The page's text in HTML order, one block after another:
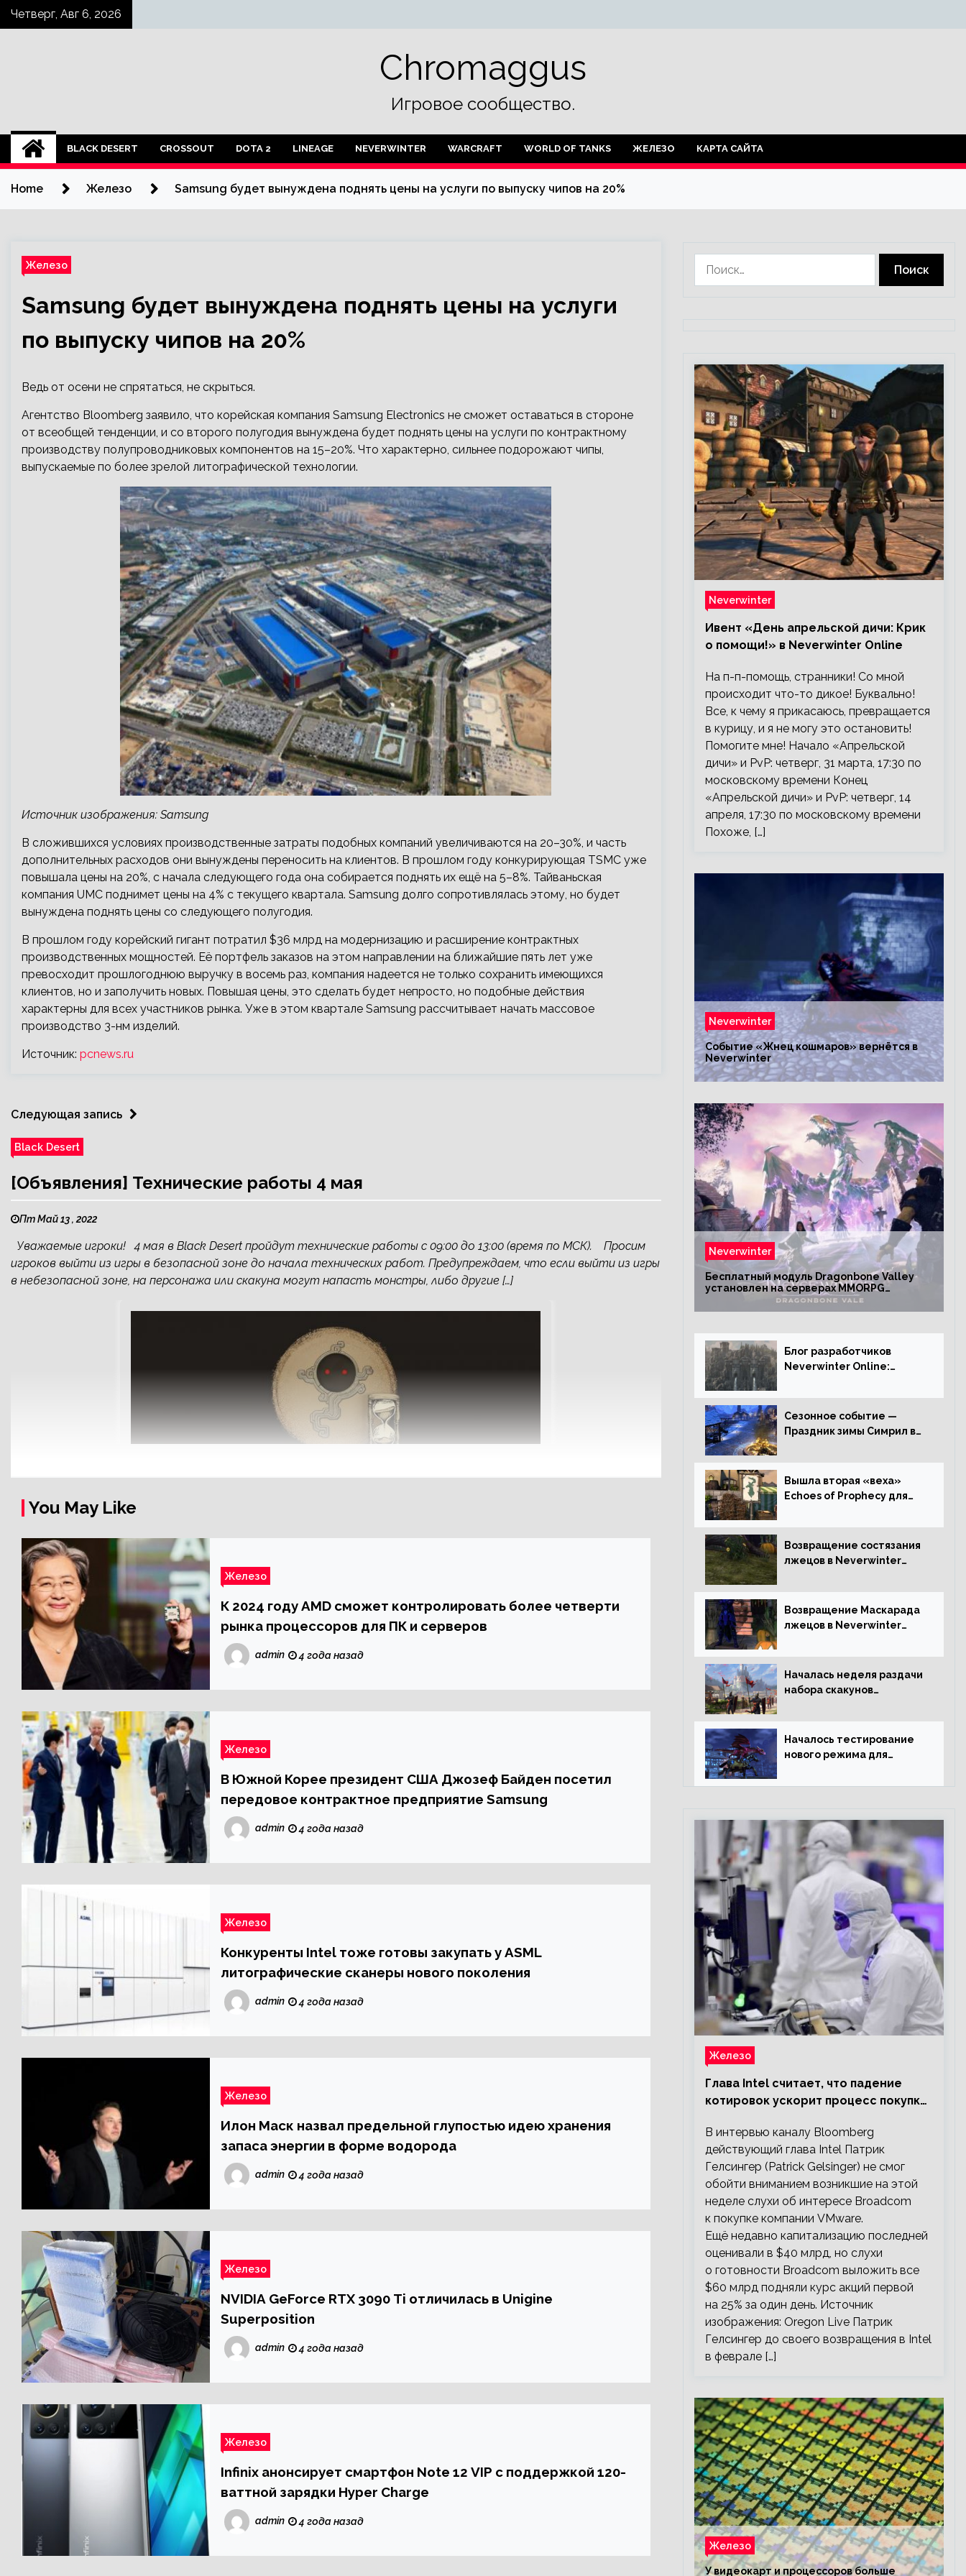
SkipЧетверг, Авг 6, 2026
Chromaggus
Игровое сообщество.
BLACK DESERT CROSSOUT DOTA 2 LINEAGE NEVERWINTER WARCRAFT WORLD OF TANKS ЖЕЛЕЗО КАРТА САЙТА
Home Железо Samsung будет вынуждена поднять цены на услуги по выпуску чипов на 20%
Железо
Samsung будет вынуждена поднять цены на услуги
по выпуску чипов на 20%
Ведь от осени не спрятаться, не скрыться.
Агентство Bloomberg заявило, что корейская компания Samsung Electronics не сможет оставаться в стороне
от всеобщей тенденции, и со второго полугодия вынуждена будет поднять цены на услуги по контрактному
производству полупроводниковых компонентов на 15–20%. Что характерно, сильнее подорожают чипы,
выпускаемые по более зрелой литографической технологии.
Источник изображения: Samsung
В сложившихся условиях производственные затраты подобных компаний увеличиваются на 20–30%, и часть
дополнительных расходов они вынуждены переносить на клиентов. В прошлом году конкурирующая TSMC уже
повышала цены на 20%, с начала следующего года она собирается поднять их ещё на 5–8%. Тайваньская
компания UMC поднимет цены на 4% с текущего квартала. Samsung долго сопротивлялась этому, но будет
вынуждена поднять цены со следующего полугодия.
В прошлом году корейский гигант потратил $36 млрд на модернизацию и расширение контрактных
производственных мощностей. Её портфель заказов на этом направлении на ближайшие пять лет уже
превосходит прошлогоднюю выручку в восемь раз, компания надеется не только сохранить имеющихся
клиентов, но и заполучить новых. Повышая цены, это сделать будет непросто, но подобные действия
характерны для всех участников рынка. Уже в этом квартале Samsung рассчитывает начать массовое
производство 3-нм изделий.
Источник: pcnews.ru
Следующая запись
Black Desert
[Объявления] Технические работы 4 мая
Пт Май 13 , 2022
Уважаемые игроки! 4 мая в Black Desert пройдут технические работы с 09:00 до 13:00 (время по МСК). Просим
игроков выйти из игры в безопасной зоне до начала технических работ. Предупреждаем, что если выйти из игры
в небезопасной зоне, на персонажа или скакуна могут напасть монстры, либо другие […]
You May Like
Железо
К 2024 году AMD сможет контролировать более четверти
рынка процессоров для ПК и серверов
admin 4 года назад
Железо
В Южной Корее президент США Джозеф Байден посетил
передовое контрактное предприятие Samsung
admin 4 года назад
Железо
Конкуренты Intel тоже готовы закупать у ASML
литографические сканеры нового поколения
admin 4 года назад
Железо
Илон Маск назвал предельной глупостью идею хранения
запаса энергии в форме водорода
admin 4 года назад
Железо
NVIDIA GeForce RTX 3090 Ti отличилась в Unigine
Superposition
admin 4 года назад
Железо
Infinix анонсирует смартфон Note 12 VIP с поддержкой 120-
ваттной зарядки Hyper Charge
admin 4 года назад
Neverwinter
Ивент «День апрельской дичи: Крик
о помощи!» в Neverwinter Online
На п-п-помощь, странники! Со мной
происходит что-то дикое! Буквально!
Все, к чему я прикасаюсь, превращается
в курицу, и я не могу это остановить!
Помогите мне! Начало «Апрельской
дичи» и PvP: четверг, 31 марта, 17:30 по
московскому времени Конец
«Апрельской дичи» и PvP: четверг, 14
апреля, 17:30 по московскому времени
Похоже, […]
Neverwinter
Событие «Жнец кошмаров» вернётся в
Neverwinter
Neverwinter
Бесплатный модуль Dragonbone Valley
установлен на серверах MMORPG
Блог разработчиков
Neverwinter Online:
Костей
Сезонное событие —
Праздник зимы Симрил в
Вышла вторая «веха»
Echoes of Prophecy для
Возвращение состязания
лжецов в Neverwinter
Возвращение Маскарада
лжецов в Neverwinter
Началась неделя раздачи
набора скакунов
Началось тестирование
нового режима для
Neverwinter online
Железо
Глава Intel считает, что падение
котировок ускорит процесс покупки
В интервью каналу Bloomberg
действующий глава Intel Патрик
Гелсингер (Patrick Gelsinger) не смог
обойти вниманием возникшие на этой
неделе слухи об интересе Broadcom
к покупке компании VMware.
Ещё недавно капитализацию последней
оценивали в $40 млрд, но слухи
о готовности Broadcom выложить все
$60 млрд подняли курс акций первой
на 25% за один день. Источник
изображения: Oregon Live Патрик
Гелсингер до своего возвращения в Intel
в феврале […]
Железо
У видеокарт и процессоров больше